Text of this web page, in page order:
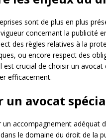
sont de plus en plus
concernant la publicité
des règles relatives à la
ou encore respect des
est crucial de choisir un
efficacement.
un avocat
un accompagnement
dans le domaine du droit de la